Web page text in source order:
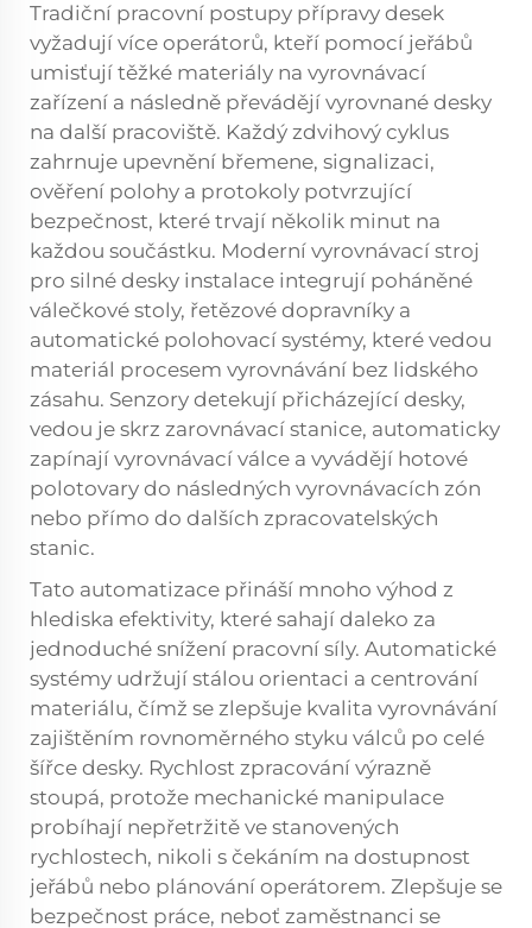
Tradiční pracovní postupy přípravy desek
vyžadují více operátorů, kteří pomocí jeřábů
umisťují těžké materiály na vyrovnávací
zařízení a následně převádějí vyrovnané desky
na další pracoviště. Každý zdvihový cyklus
zahrnuje upevnění břemene, signalizaci,
ověření polohy a protokoly potvrzující
bezpečnost, které trvají několik minut na
každou součástku. Moderní vyrovnávací stroj
pro silné desky instalace integrují poháněné
válečkové stoly, řetězové dopravníky a
automatické polohovací systémy, které vedou
materiál procesem vyrovnávání bez lidského
zásahu. Senzory detekují přicházející desky,
vedou je skrz zarovnávací stanice, automaticky
zapínají vyrovnávací válce a vyvádějí hotové
polotovary do následných vyrovnávacích zón
nebo přímo do dalších zpracovatelských
stanic.
Tato automatizace přináší mnoho výhod z
hlediska efektivity, které sahají daleko za
jednoduché snížení pracovní síly. Automatické
systémy udržují stálou orientaci a centrování
materiálu, čímž se zlepšuje kvalita vyrovnávání
zajištěním rovnoměrného styku válců po celé
šířce desky. Rychlost zpracování výrazně
stoupá, protože mechanické manipulace
probíhají nepřetržitě ve stanovených
rychlostech, nikoli s čekáním na dostupnost
jeřábů nebo plánování operátorem. Zlepšuje se
bezpečnost práce, neboť zaměstnanci se